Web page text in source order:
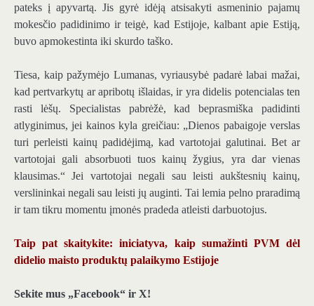
pateks į apyvartą. Jis gyrė idėją atsisakyti asmeninio pajamų
mokesčio padidinimo ir teigė, kad Estijoje, kalbant apie Estiją,
buvo apmokestinta iki skurdo taško.
Tiesa, kaip pažymėjo Lumanas, vyriausybė padarė labai mažai,
kad pertvarkytų ar apribotų išlaidas, ir yra didelis potencialas ten
rasti lėšų. Specialistas pabrėžė, kad beprasmiška padidinti
atlyginimus, jei kainos kyla greičiau: „Dienos pabaigoje verslas
turi perleisti kainų padidėjimą, kad vartotojai galutinai. Bet ar
vartotojai gali absorbuoti tuos kainų žygius, yra dar vienas
klausimas.“ Jei vartotojai negali sau leisti aukštesnių kainų,
verslininkai negali sau leisti jų auginti. Tai lemia pelno praradimą
ir tam tikru momentu įmonės pradeda atleisti darbuotojus.
Taip pat skaitykite: iniciatyva, kaip sumažinti PVM dėl
didelio maisto produktų palaikymo Estijoje
Sekite mus „Facebook“ ir X!